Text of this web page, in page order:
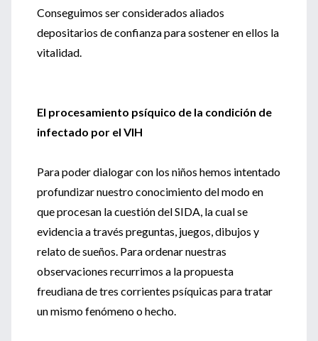
Conseguimos ser considerados aliados
depositarios de confianza para sostener en ellos la
vitalidad.
El procesamiento psíquico de la condición de
infectado por el VIH
Para poder dialogar con los niños hemos intentado
profundizar nuestro conocimiento del modo en
que procesan la cuestión del SIDA, la cual se
evidencia a través preguntas, juegos, dibujos y
relato de sueños. Para ordenar nuestras
observaciones recurrimos a la propuesta
freudiana de tres corrientes psíquicas para tratar
un mismo fenómeno o hecho.